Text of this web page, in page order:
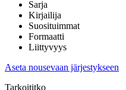
Sarja
Kirjailija
Suosituimmat
Formaatti
Liittyvyys
Aseta nousevaan järjestykseen
Tarkoititko